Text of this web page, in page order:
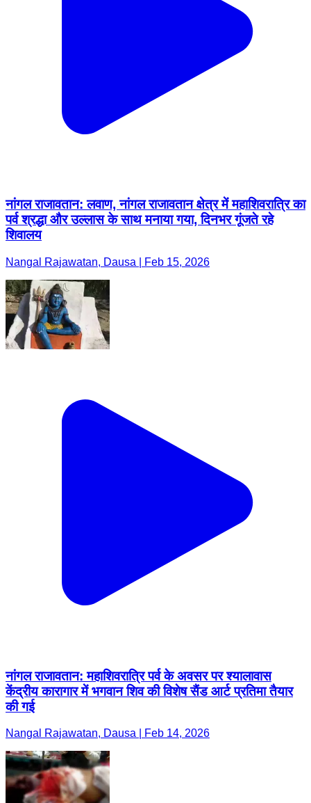
नांगल राजावतान: लवाण, नांगल राजावतान क्षेत्र में महाशिवरात्रि का
पर्व श्रद्धा और उल्लास के साथ मनाया गया, दिनभर गूंजते रहे
शिवालय
Nangal Rajawatan, Dausa | Feb 15, 2026
नांगल राजावतान: महाशिवरात्रि पर्व के अवसर पर श्यालावास
केंद्रीय कारागार में भगवान शिव की विशेष सैंड आर्ट प्रतिमा तैयार
की गई
Nangal Rajawatan, Dausa | Feb 14, 2026